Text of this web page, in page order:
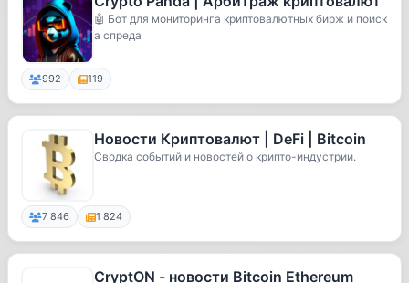
🤖 Бот для мониторинга криптовалютных бирж и поиск
а спреда
992 119
Новости Криптовалют | DeFi | Bitcoin
Сводка событий и новостей о крипто-индустрии.
7 846 1 824
CryptON - новости Bitcoin Ethereum